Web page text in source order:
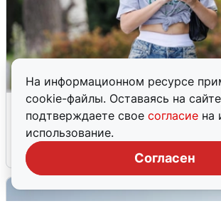
На информационном ресурсе
cookie-файлы. Оставаясь на
подтверждаете свое согласие на
использование.
Согласен
Волгоградцы остались без
мобильного интернета
6 августа